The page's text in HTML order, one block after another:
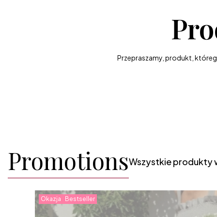
Przepraszamy, produkt,
PromotionsWszystkie produkty
Okazja Bestseller